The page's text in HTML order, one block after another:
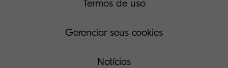
Termos de uso
Gerenciar seus cookies
Notícias